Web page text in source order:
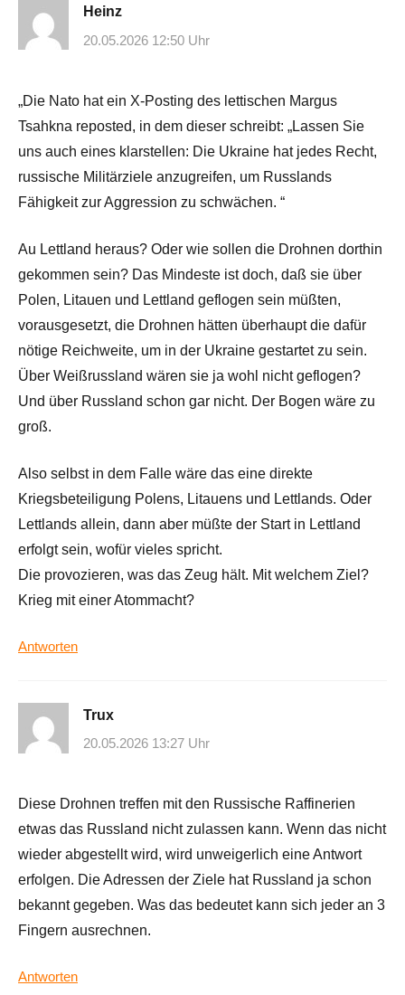
Heinz
20.05.2026 12:50 Uhr
„Die Nato hat ein X-Posting des lettischen Margus
Tsahkna reposted, in dem dieser schreibt: „Lassen Sie
uns auch eines klarstellen: Die Ukraine hat jedes Recht,
russische Militärziele anzugreifen, um Russlands
Fähigkeit zur Aggression zu schwächen. “
Au Lettland heraus? Oder wie sollen die Drohnen dorthin
gekommen sein? Das Mindeste ist doch, daß sie über
Polen, Litauen und Lettland geflogen sein müßten,
vorausgesetzt, die Drohnen hätten überhaupt die dafür
nötige Reichweite, um in der Ukraine gestartet zu sein.
Über Weißrussland wären sie ja wohl nicht geflogen?
Und über Russland schon gar nicht. Der Bogen wäre zu
groß.
Also selbst in dem Falle wäre das eine direkte
Kriegsbeteiligung Polens, Litauens und Lettlands. Oder
Lettlands allein, dann aber müßte der Start in Lettland
erfolgt sein, wofür vieles spricht.
Die provozieren, was das Zeug hält. Mit welchem Ziel?
Krieg mit einer Atommacht?
Antworten
Trux
20.05.2026 13:27 Uhr
Diese Drohnen treffen mit den Russische Raffinerien
etwas das Russland nicht zulassen kann. Wenn das nicht
wieder abgestellt wird, wird unweigerlich eine Antwort
erfolgen. Die Adressen der Ziele hat Russland ja schon
bekannt gegeben. Was das bedeutet kann sich jeder an 3
Fingern ausrechnen.
Antworten